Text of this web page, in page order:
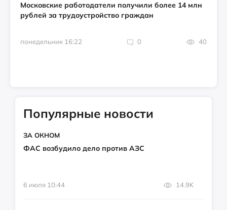
Московские работодатели получили более 14 млн
рублей за трудоустройство граждан
понедельник 16:22 0 40
Популярные новости
ЗА ОКНОМ
ФАС возбудило дело против АЗС
6 июля 10:44 14.9K